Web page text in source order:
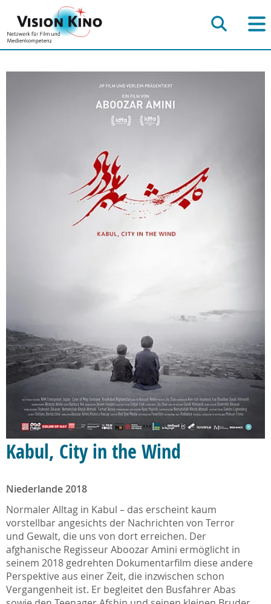
Kabul, City in the Wind
Niederlande 2018
Normaler Alltag in Kabul – das erscheint kaum
vorstellbar angesichts der Nachrichten von Terror
und Gewalt, die uns von dort erreichen. Der
afghanische Regisseur Aboozar Amini ermöglicht in
seinem 2018 gedrehten Dokumentarfilm diese andere
Perspektive aus einer Zeit, die inzwischen schon
Vergangenheit ist. Er begleitet den Busfahrer Abas